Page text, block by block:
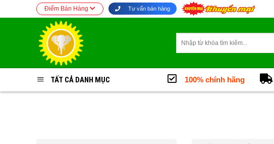
qua
Điểm Bán Hàng Tư vấn bán hàng
kiếm:
TẤT CẢ DANH MỤC 100% chính hãng